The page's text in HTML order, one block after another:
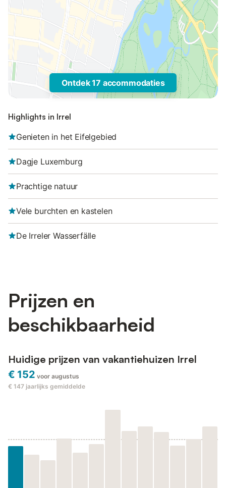
Ontdek 17 accommodaties
Highlights in Irrel
Genieten in het Eifelgebied
Dagje Luxemburg
Prachtige natuur
Vele burchten en kastelen
De Irreler Wasserfälle
Prijzen en
beschikbaarheid
Huidige prijzen van vakantiehuizen Irrel
€ 152 voor augustus
€ 147 jaarlijks gemiddelde